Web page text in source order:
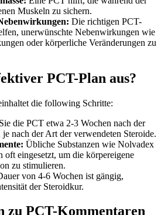
Muskeln zu sichern.
Die richtigen PCT-
unerwünschte Nebenwirkungen wie
oder körperliche Veränderungen zu
PCT-Plan aus?
die following Schritte:
die PCT etwa 2-3 Wochen nach der
nach der Art der verwendeten Steroide.
Übliche Substanzen wie Nolvadex
oft eingesetzt, um die körpereigene
zu stimulieren.
von 4-6 Wochen ist gängig,
der Steroidkur.
zu PCT-Kommentaren